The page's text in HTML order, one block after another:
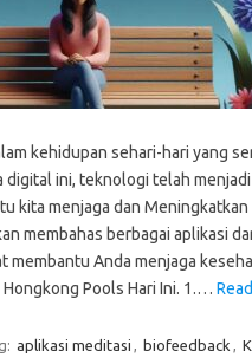
kehidupan sehari-hari yang
digital ini, teknologi telah
kita menjaga dan
membahas berbagai aplikasi
membantu Anda menjaga
Pools Hari Ini. 1.…
aplikasi meditasi , biofeedback ,